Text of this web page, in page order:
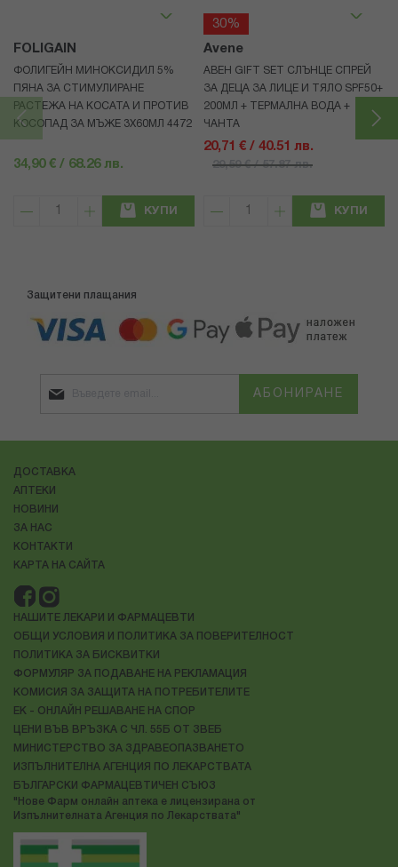
FOLIGAIN
ФОЛИГЕЙН МИНОКСИДИЛ 5%
ПЯНА ЗА СТИМУЛИРАНЕ
РАСТЕЖА НА КОСАТА И ПРОТИВ
КОСОПАД ЗА МЪЖЕ 3X60МЛ 4472
34,90 € / 68.26 лв.
КУПИ
30%
Avene
АВЕН GIFT SET СЛЪНЦЕ СПРЕЙ
ЗА ДЕЦА ЗА ЛИЦЕ И ТЯЛО SPF50+
200МЛ + ТЕРМАЛНА ВОДА +
ЧАНТА
20,71 € / 40.51 лв.
29,59 € / 57.87 лв.
КУПИ
Защитени плащания
АБОНИРАНЕ
ДОСТАВКА
АПТЕКИ
НОВИНИ
ЗА НАС
КОНТАКТИ
КАРТА НА САЙТА
НАШИТЕ ЛЕКАРИ И ФАРМАЦЕВТИ
ОБЩИ УСЛОВИЯ И ПОЛИТИКА ЗА ПОВЕРИТЕЛНОСТ
ПОЛИТИКА ЗА БИСКВИТКИ
ФОРМУЛЯР ЗА ПОДАВАНЕ НА РЕКЛАМАЦИЯ
КОМИСИЯ ЗА ЗАЩИТА НА ПОТРЕБИТЕЛИТЕ
ЕК - ОНЛАЙН РЕШАВАНЕ НА СПОР
ЦЕНИ ВЪВ ВРЪЗКА С ЧЛ. 55Б ОТ ЗВЕБ
МИНИСТЕРСТВО ЗА ЗДРАВЕОПАЗВАНЕТО
ИЗПЪЛНИТЕЛНА АГЕНЦИЯ ПО ЛЕКАРСТВАТА
БЪЛГАРСКИ ФАРМАЦЕВТИЧЕН СЪЮЗ
"Нове Фарм онлайн аптека е лицензирана от
Изпълнителната Агенция по Лекарствата"